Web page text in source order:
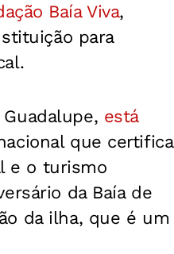
Baía Viva,
para
está
que certifica
e o turismo
da Baía de
da ilha, que é um